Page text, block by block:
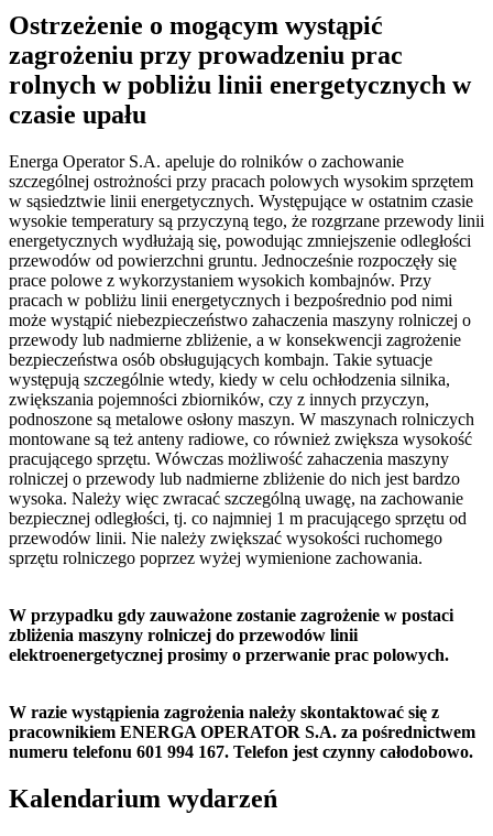
Ostrzeżenie o mogącym wystąpić
zagrożeniu przy prowadzeniu prac
rolnych w pobliżu linii energetycznych w
czasie upału
Energa Operator S.A. apeluje do rolników o zachowanie
szczególnej ostrożności przy pracach polowych wysokim sprzętem
w sąsiedztwie linii energetycznych. Występujące w ostatnim czasie
wysokie temperatury są przyczyną tego, że rozgrzane przewody linii
energetycznych wydłużają się, powodując zmniejszenie odległości
przewodów od powierzchni gruntu. Jednocześnie rozpoczęły się
prace polowe z wykorzystaniem wysokich kombajnów. Przy
pracach w pobliżu linii energetycznych i bezpośrednio pod nimi
może wystąpić niebezpieczeństwo zahaczenia maszyny rolniczej o
przewody lub nadmierne zbliżenie, a w konsekwencji zagrożenie
bezpieczeństwa osób obsługujących kombajn. Takie sytuacje
występują szczególnie wtedy, kiedy w celu ochłodzenia silnika,
zwiększania pojemności zbiorników, czy z innych przyczyn,
podnoszone są metalowe osłony maszyn. W maszynach rolniczych
montowane są też anteny radiowe, co również zwiększa wysokość
pracującego sprzętu. Wówczas możliwość zahaczenia maszyny
rolniczej o przewody lub nadmierne zbliżenie do nich jest bardzo
wysoka. Należy więc zwracać szczególną uwagę, na zachowanie
bezpiecznej odległości, tj. co najmniej 1 m pracującego sprzętu od
przewodów linii. Nie należy zwiększać wysokości ruchomego
sprzętu rolniczego poprzez wyżej wymienione zachowania.
W przypadku gdy zauważone zostanie zagrożenie w postaci
zbliżenia maszyny rolniczej do przewodów linii
elektroenergetycznej prosimy o przerwanie prac polowych.
W razie wystąpienia zagrożenia należy skontaktować się z
pracownikiem ENERGA OPERATOR S.A. za pośrednictwem
numeru telefonu 601 994 167. Telefon jest czynny całodobowo.
Kalendarium wydarzeń